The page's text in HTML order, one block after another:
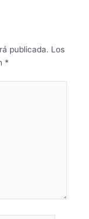
publicada. Los
*